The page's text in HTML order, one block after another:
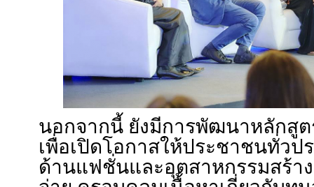
นอกจากนี้ ยังมีการพัฒนาหลักสู
เพื่อเปิดโอกาสให้ประชาชนทั่วป
ด้านแฟชั่นและอุตสาหกรรมสร้า